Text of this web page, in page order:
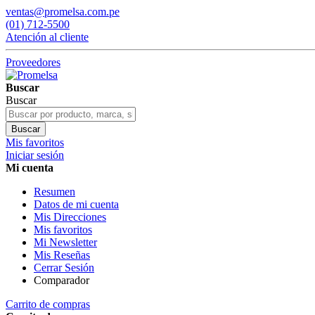
ventas@promelsa.com.pe
(01) 712-5500
Atención al cliente
Proveedores
Buscar
Buscar
Buscar
Mis favoritos
Iniciar sesión
Mi cuenta
Resumen
Datos de mi cuenta
Mis Direcciones
Mis favoritos
Mi Newsletter
Mis Reseñas
Cerrar Sesión
Comparador
Carrito de compras